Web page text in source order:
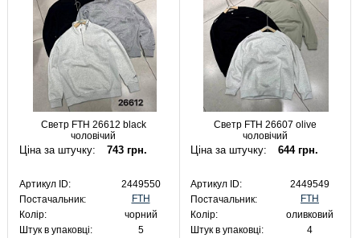
Светр FTH 26612 black
чоловічий
Ціна за штучку: 743 грн.
Артикул ID:
2449550
Постачальник:
FTH
Колір:
чорний
Штук в упаковці:
5
Светр FTH 26607 olive
чоловічий
Ціна за штучку: 644 грн.
Артикул ID:
2449549
Постачальник:
FTH
Колір:
оливковий
Штук в упаковці:
4